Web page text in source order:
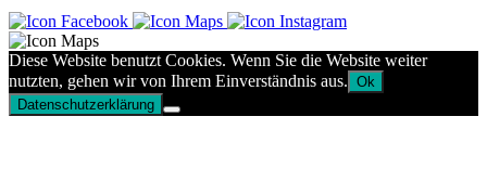
Diese Website benutzt Cookies. Wenn Sie die Website weiter
nutzten, gehen wir von Ihrem Einverständnis aus. Ok
Datenschutzerklärung